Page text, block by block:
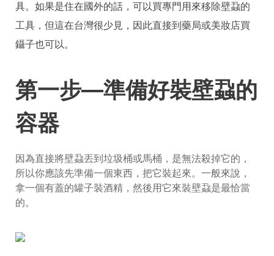
具。如果是住在國外的話，可以買專門用來移除壁蝨的
工具，但這在台灣很少見，因此直接到藥局或美妝店買
鑷子也可以。
第一步—準備好裝壁蝨的
容器
因為直接將壁蝨丟到垃圾桶或馬桶，是無法殺掉它的，
所以你應該先準備一個東西，把它裝起來。一般來說，
拿一個有蓋的罐子裝酒精，然後用它來裝壁蝨是最恰當
的。